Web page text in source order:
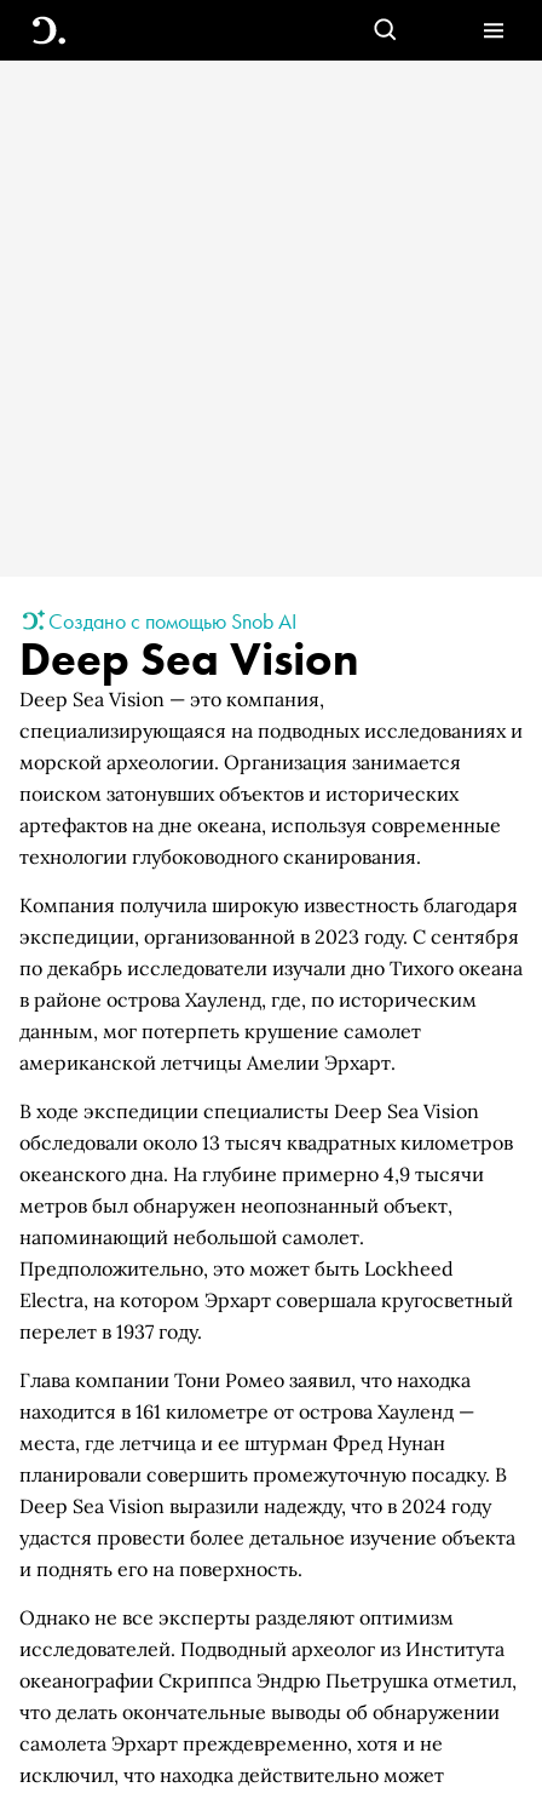
Создано с помощью Snob AI
Deep Sea Vision
Deep Sea Vision — это компания,
специализирующаяся на подводных исследованиях и
морской археологии. Организация занимается
поиском затонувших объектов и исторических
артефактов на дне океана, используя современные
технологии глубоководного сканирования.
Компания получила широкую известность благодаря
экспедиции, организованной в 2023 году. С сентября
по декабрь исследователи изучали дно Тихого океана
в районе острова Хауленд, где, по историческим
данным, мог потерпеть крушение самолет
американской летчицы Амелии Эрхарт.
В ходе экспедиции специалисты Deep Sea Vision
обследовали около 13 тысяч квадратных километров
океанского дна. На глубине примерно 4,9 тысячи
метров был обнаружен неопознанный объект,
напоминающий небольшой самолет.
Предположительно, это может быть Lockheed
Electra, на котором Эрхарт совершала кругосветный
перелет в 1937 году.
Глава компании Тони Ромео заявил, что находка
находится в 161 километре от острова Хауленд —
места, где летчица и ее штурман Фред Нунан
планировали совершить промежуточную посадку. В
Deep Sea Vision выразили надежду, что в 2024 году
удастся провести более детальное изучение объекта
и поднять его на поверхность.
Однако не все эксперты разделяют оптимизм
исследователей. Подводный археолог из Института
океанографии Скриппса Эндрю Пьетрушка отметил,
что делать окончательные выводы об обнаружении
самолета Эрхарт преждевременно, хотя и не
исключил, что находка действительно может